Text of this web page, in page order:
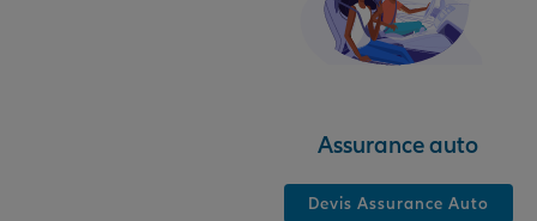
Assurance auto
Devis Assurance Auto